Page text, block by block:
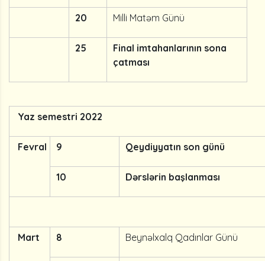
20 Milli Matəm Günü
25
Final imtahanlarının sona
çatması
Yaz semestri 2022
Fevral 9 Qeydiyyatın son günü
10 Dərslərin başlanması
Mart 8 Beynəlxalq Qadınlar Günü